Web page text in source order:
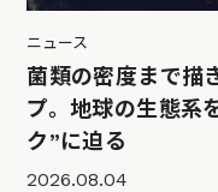
ニュース
菌類の密度まで描
プ。地球の生態系
ク”に迫る
2026.08.04